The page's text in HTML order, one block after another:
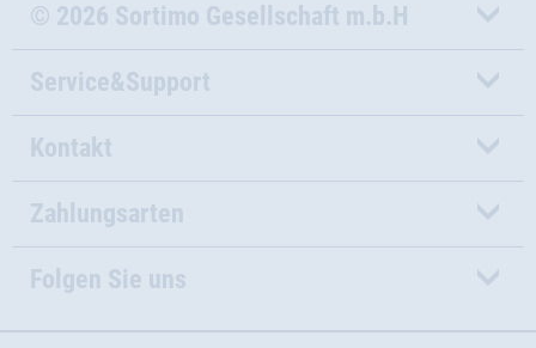
© 2026 Sortimo Gesellschaft m.b.H
Service&Support
Kontakt
Zahlungsarten
Folgen Sie uns